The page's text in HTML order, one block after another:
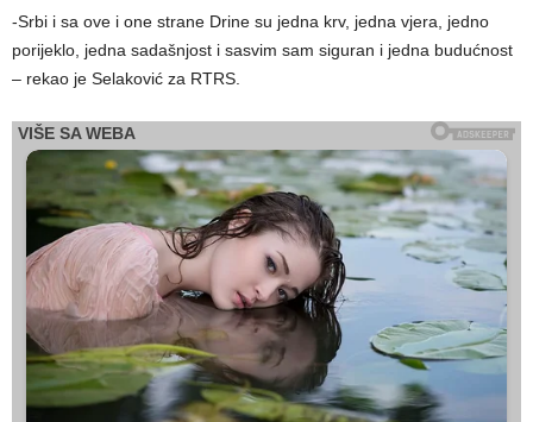
-Srbi i sa ove i one strane Drine su jedna krv, jedna vjera, jedno
porijeklo, jedna sadašnjost i sasvim sam siguran i jedna budućnost
– rekao je Selaković za RTRS.